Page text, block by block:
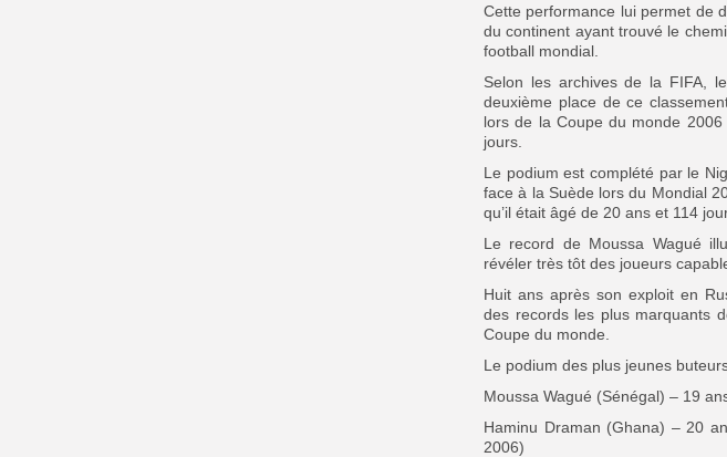
Cette performance lui permet de
du continent ayant trouvé le
football mondial.
Selon les archives de la FIFA,
deuxième place de ce
lors de la Coupe du monde
jours.
Le podium est complété par le
face à la Suède lors du Mondial
qu’il était âgé de 20 ans et 114
Le record de Moussa Wagué
révéler très tôt des joueurs
Huit ans après son exploit en
des records les plus marquants
Coupe du monde.
Le podium des plus jeunes
Moussa Wagué (Sénégal) – 19
Haminu Draman (Ghana) – 20
2006)